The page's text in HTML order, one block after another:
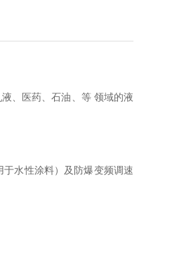
、医药、石油、等 领域的液
水性涂料）及防爆变频调速